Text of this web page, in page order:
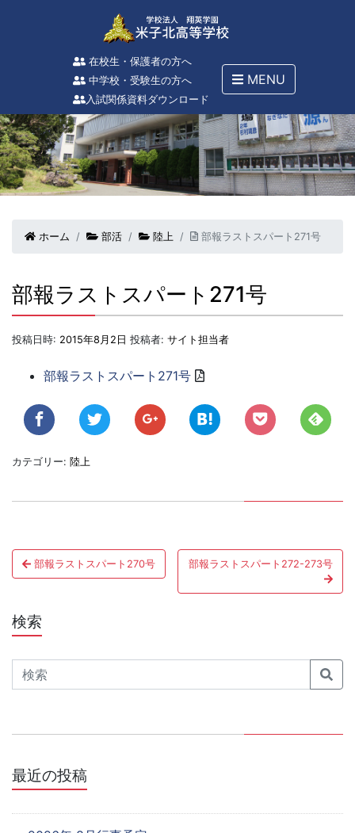
在校生・保護者の方へ
中学校・受験生の方へ
入試関係資料ダウンロード
MENU
ホーム 部活 陸上 部報ラストスパート271号
部報ラストスパート271号
投稿日時: 2015年8月2日 投稿者: サイト担当者
部報ラストスパート271号
カテゴリー: 陸上
投
稿
ナ
ビ
ゲ
ー
シ
ン
部報ラストスパート270号 部報ラストスパート272-273号
検索
Search
最近の投稿